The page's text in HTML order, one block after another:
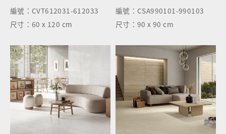
編號： CVT612031-612033
尺寸：60 x 120 cm
編號： CSA990101-990103
尺寸：90 x 90 cm